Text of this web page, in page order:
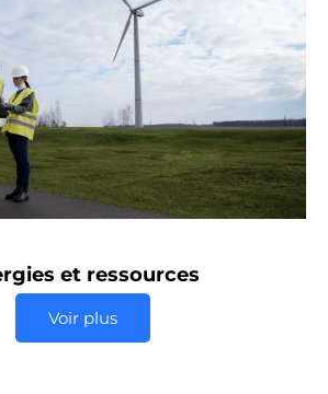
et ressources
Voir plus